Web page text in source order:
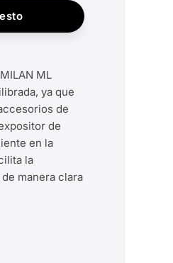
ML
ya que
de
de
en la
la
manera clara